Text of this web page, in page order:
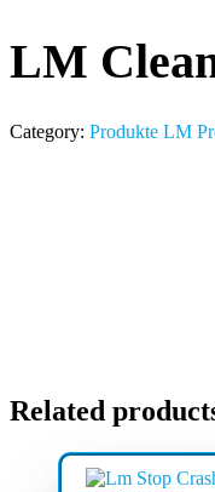
LM
Category: Produkte LM
Related